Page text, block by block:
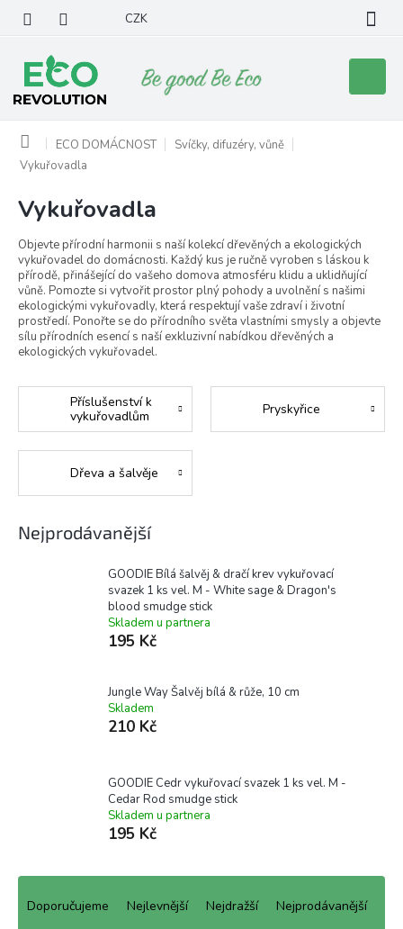
obsah
CZK
košík
Domů ECO DOMÁCNOST
Svíčky, difuzéry, vůně
Vykuřovadla
Vykuřovadla
Objevte přírodní harmonii s naší kolekcí dřevěných a ekologických
vykuřovadel do domácnosti. Každý kus je ručně vyroben s láskou k
přírodě, přinášející do vašeho domova atmosféru klidu a uklidňující
vůně. Pomozte si vytvořit prostor plný pohody a uvolnění s našimi
ekologickými vykuřovadly, která respektují vaše zdraví i životní
prostředí. Ponořte se do přírodního světa vlastními smysly a objevte
sílu přírodních esencí s naší exkluzivní nabídkou dřevěných a
ekologických vykuřovadel.
Příslušenství k
vykuřovadlům
Pryskyřice
Dřeva a šalvěje
Nejprodávanější
GOODIE Bílá šalvěj & dračí krev vykuřovací
svazek 1 ks vel. M - White sage & Dragon's
blood smudge stick
Skladem u partnera
195 Kč
Jungle Way Šalvěj bílá & růže, 10 cm
Skladem
210 Kč
GOODIE Cedr vykuřovací svazek 1 ks vel. M -
Cedar Rod smudge stick
Skladem u partnera
195 Kč
Ř
Doporučujeme Nejlevnější Nejdražší Nejprodávanější